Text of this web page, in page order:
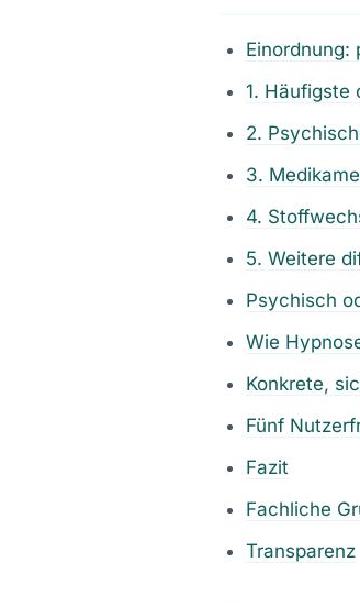
Einordnung:
1. Häufigste
2.
3.
4.
5. Weitere
Psychisch
Wie
Konkrete,
Fünf
Fazit
Fachliche
Transparenz